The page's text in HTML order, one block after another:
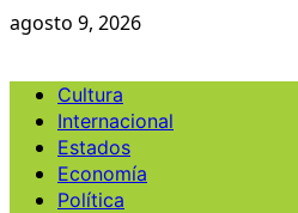
Ir
agosto 9, 2026
Menú
principal
Cultura
Internacional
Estados
Economía
Política